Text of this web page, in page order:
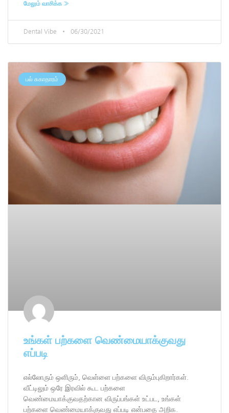
மேலும் வாசிக்க »
Dental Vibe 06/30/2021
பல் சுகாதாரம்
உங்கள் பற்களை வெண்மையாக்குவது
எப்படி
எல்லோரும் ஒளிரும், வெள்ளை பற்களை விரும்புகிறார்கள்.
வீட்டிலும் ஒரே இரவில் கூட பற்களை
வெண்மையாக்குவதற்கான விருப்பங்கள் உட்பட, உங்கள்
பற்களை வெண்மையாக்குவது எப்படி என்பதை அறிக.